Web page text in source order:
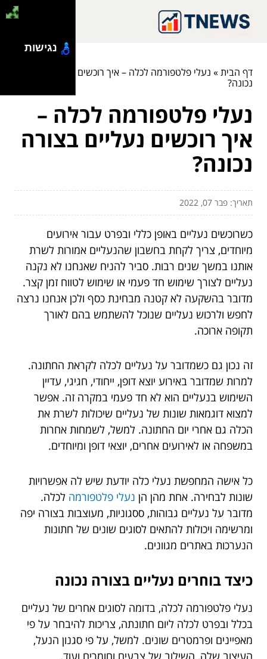
דף הבית» נעלי פלטפורמה לכלה – איך רוכשים נעליים בצורה
נכונה?
נעלי פלטפורמה לכלה –
איך רוכשים נעליים בצורה
נכונה?
תאריך: פבר 07, 2022
כשרוכשים נעליים באופן כללי ובפרט עבור אירועים
מיוחדים, צריך לקחת בחשבון שהנעליים אמורות לשרת
אותנו במשך שנים רבות. סביר להניח שאנחנו לא נקנה
נעליים לצורך שימוש חד פעמי או שימוש לטווח זמן קצר.
מדובר בהשקעה לא קטנה מבחינת כסף ולכן אנחנו נרצה
לחפש ולרכוש נעליים שנוכל להשתמש בהם לאורך
תקופה ארוכה.
זה נכון גם כשמדובר על נעליים לכלה לקראת החתונה.
למרות שמדובר באירוע יוצא דופן, ייחודי, חגיגי, עדיין
השימוש בנעליים הוא לא חד פעמי במקרה זה. אפשר
למצוא דוגמאות שונות של נעליים שיכולות לשרת את
הכלה גם אחרי יום החתונה. למשל, לשמחות אחרות
במשפחה או לאירועים אחרים, יוצאי דופן ומיוחדים.
כל אישה המחפשת נעלי כלה יודעת שיש לה אפשרויות
שונות לבחירה. אחת מהן הן נעלי פלטפורמה לכלה.
מדובר על נעליים גבוהות, ססגוניות, מעוצבות בצורה יפה
ומרשימה ויכולות להתאים לסוגים שונים של חתונות
הנערכות באתרים מגוונים.
כיצד בוחרים נעליים בצורה נכונה
נעלי פלטפורמה לכלה, בדומה לסוגים אחרים של נעליים
בכלל ובפרט לכלה ליום חתונתה, צריכות להיבחר על פי
מאפיינים ופרמטרים שונים. למשל, על פי סגנון הנעל,
נגישות